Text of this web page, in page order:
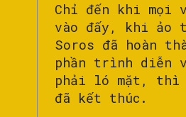
Chỉ đến khi mọi
vào đấy, khi ảo
Soros đã hoàn
phần trình diễn
phải ló mặt, thì
đã kết thúc.